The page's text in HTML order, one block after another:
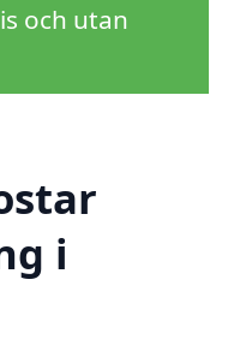
och utan
i